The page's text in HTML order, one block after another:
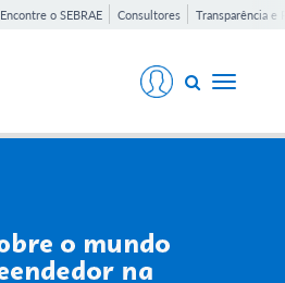
Encontre o SEBRAE Consultores Transparência e
Toggle